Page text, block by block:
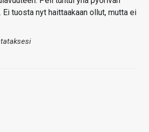
Ei tuosta nyt haittaakaan ollut, mutta ei